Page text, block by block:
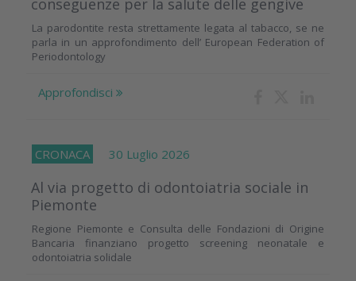
conseguenze per la salute delle gengive
La parodontite resta strettamente legata al tabacco, se ne
parla in un approfondimento dell’ European Federation of
Periodontology
Approfondisci
CRONACA 30 Luglio 2026
Al via progetto di odontoiatria sociale in
Piemonte
Regione Piemonte e Consulta delle Fondazioni di Origine
Bancaria finanziano progetto screening neonatale e
odontoiatria solidale